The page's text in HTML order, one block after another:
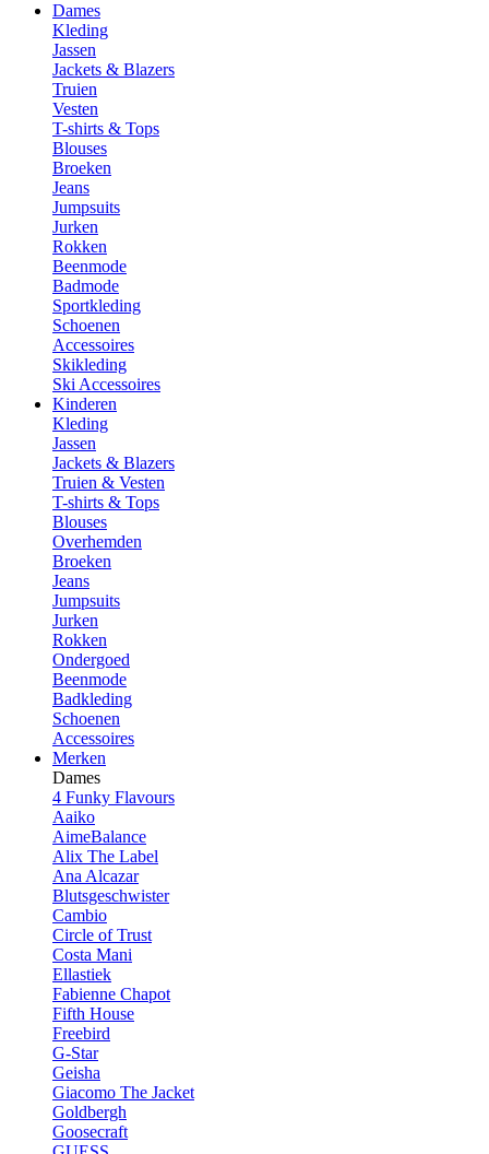
Dames
Kleding
Jassen
Jackets & Blazers
Truien
Vesten
T-shirts & Tops
Blouses
Broeken
Jeans
Jumpsuits
Jurken
Rokken
Beenmode
Badmode
Sportkleding
Schoenen
Accessoires
Skikleding
Ski Accessoires
Kinderen
Kleding
Jassen
Jackets & Blazers
Truien & Vesten
T-shirts & Tops
Blouses
Overhemden
Broeken
Jeans
Jumpsuits
Jurken
Rokken
Ondergoed
Beenmode
Badkleding
Schoenen
Accessoires
Merken
Dames
4 Funky Flavours
Aaiko
AimeBalance
Alix The Label
Ana Alcazar
Blutsgeschwister
Cambio
Circle of Trust
Costa Mani
Ellastiek
Fabienne Chapot
Fifth House
Freebird
G-Star
Geisha
Giacomo The Jacket
Goldbergh
Goosecraft